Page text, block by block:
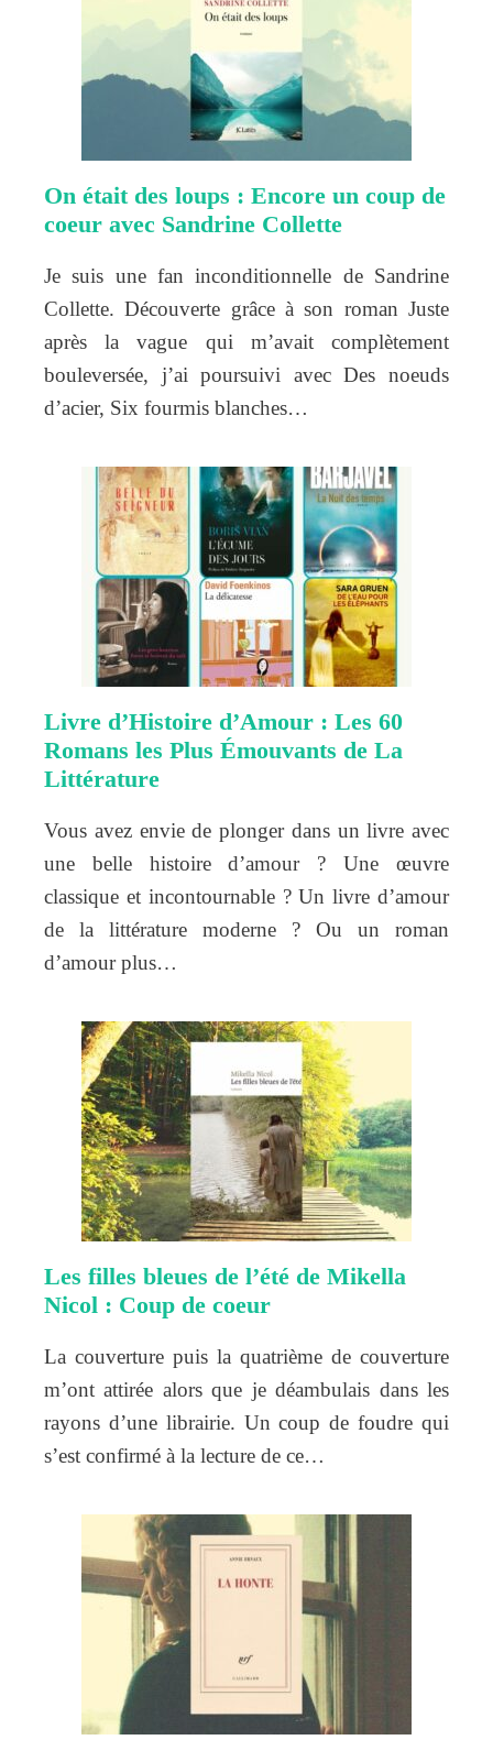
On était des loups : Encore un coup de
coeur avec Sandrine Collette
Je suis une fan inconditionnelle de Sandrine
Collette. Découverte grâce à son roman Juste
après la vague qui m’avait complètement
bouleversée, j’ai poursuivi avec Des noeuds
d’acier, Six fourmis blanches…
Livre d’Histoire d’Amour : Les 60
Romans les Plus Émouvants de La
Littérature
Vous avez envie de plonger dans un livre avec
une belle histoire d’amour ? Une œuvre
classique et incontournable ? Un livre d’amour
de la littérature moderne ? Ou un roman
d’amour plus…
Les filles bleues de l’été de Mikella
Nicol : Coup de coeur
La couverture puis la quatrième de couverture
m’ont attirée alors que je déambulais dans les
rayons d’une librairie. Un coup de foudre qui
s’est confirmé à la lecture de ce…